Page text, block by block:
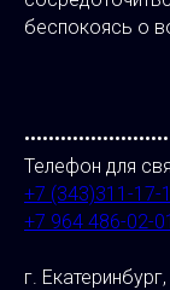
беспокоясь о
••••••••••••••••••••••••
Телефон для
+7 (343)311-17-
+7 964 486-02-01
г.